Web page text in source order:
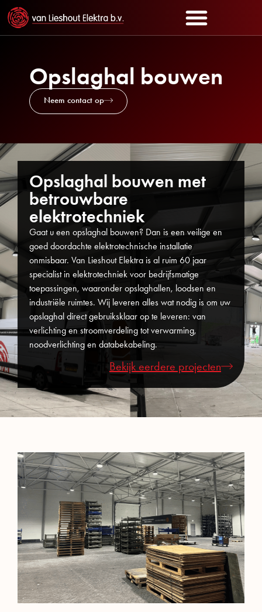
Opslaghal bouwen
Neem contact op
Opslaghal bouwen met
betrouwbare
elektrotechniek
Gaat u een opslaghal bouwen? Dan is een veilige en
goed doordachte elektrotechnische installatie
onmisbaar. Van Lieshout Elektra is al ruim 60 jaar
specialist in elektrotechniek voor bedrijfsmatige
toepassingen, waaronder opslaghallen, loodsen en
industriële ruimtes. Wij leveren alles wat nodig is om uw
opslaghal direct gebruiksklaar op te leveren: van
verlichting en stroomverdeling tot verwarming,
noodverlichting en databekabeling.
Bekijk eerdere projecten